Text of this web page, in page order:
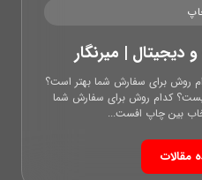
| میرنگار
روش برای سفارش شما بهتر است؟
کدام روش برای سفارش شما
بین چاپ افست...
مقالات